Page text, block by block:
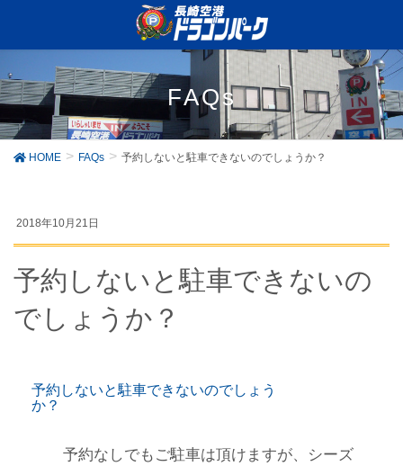
FAQs
HOME FAQs 予約しないと駐車できないのでしょうか？
2018年10月21日
予約しないと駐車できないの
でしょうか？
予約しないと駐車できないのでしょう
か？
予約なしでもご駐車は頂けますが、シーズ